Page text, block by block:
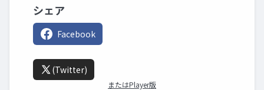
シェア
Facebook
(Twitter)
またはPlayer版